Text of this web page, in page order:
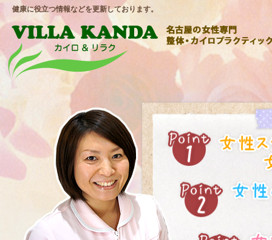
健康に役立つ情報などを更新しております。